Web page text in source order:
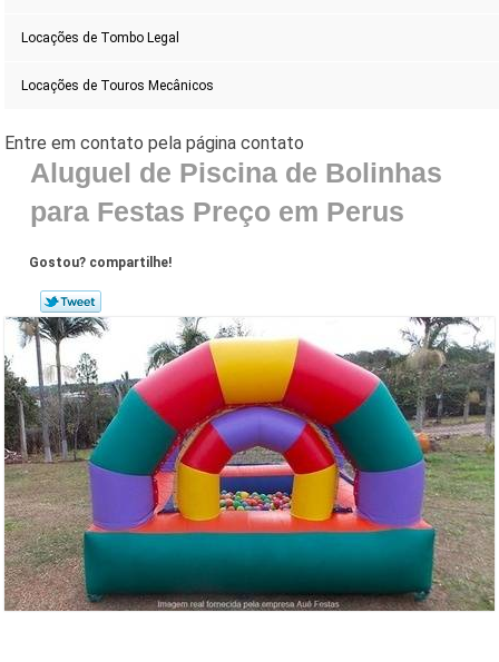
Locações de Tombo Legal
Locações de Touros Mecânicos
Aluguel de Piscina de Bolinhas
para Festas Preço em Perus
Gostou? compartilhe!